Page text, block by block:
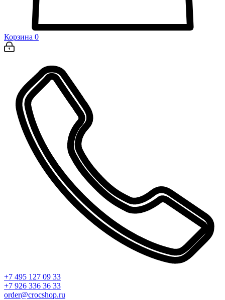
Корзина 0
+7 495 127 09 33
+7 926 336 36 33
order@crocshop.ru